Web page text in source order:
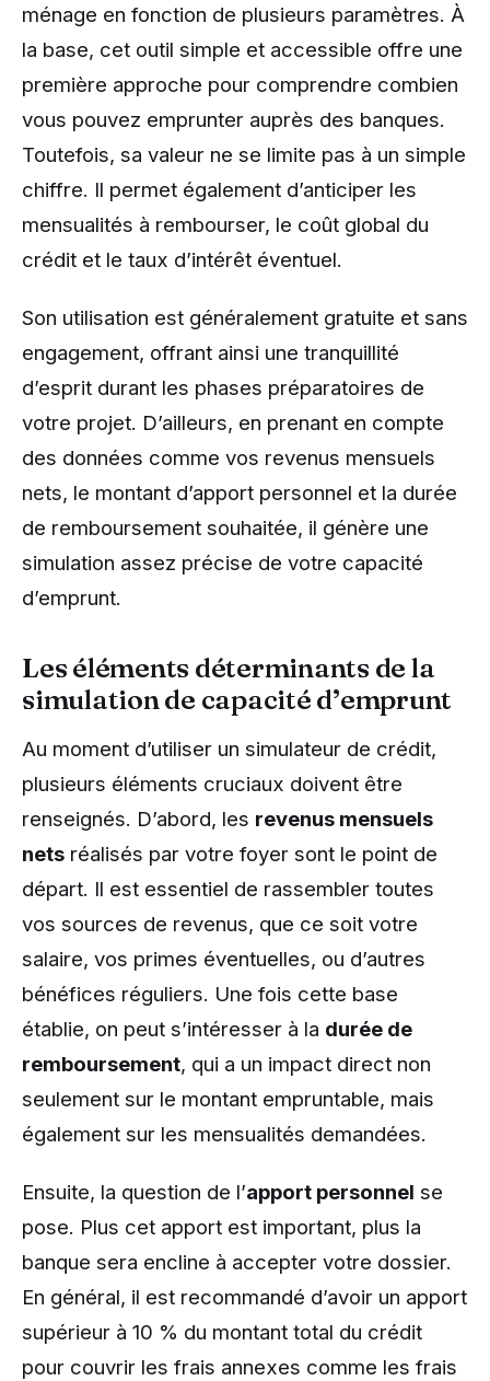
ménage en fonction de plusieurs paramètres. À
la base, cet outil simple et accessible offre une
première approche pour comprendre combien
vous pouvez emprunter auprès des banques.
Toutefois, sa valeur ne se limite pas à un simple
chiffre. Il permet également d’anticiper les
mensualités à rembourser, le coût global du
crédit et le taux d’intérêt éventuel.
Son utilisation est généralement gratuite et sans
engagement, offrant ainsi une tranquillité
d’esprit durant les phases préparatoires de
votre projet. D’ailleurs, en prenant en compte
des données comme vos revenus mensuels
nets, le montant d’apport personnel et la durée
de remboursement souhaitée, il génère une
simulation assez précise de votre capacité
d’emprunt.
Les éléments déterminants de la
simulation de capacité d’emprunt
Au moment d’utiliser un simulateur de crédit,
plusieurs éléments cruciaux doivent être
renseignés. D’abord, les revenus mensuels
nets réalisés par votre foyer sont le point de
départ. Il est essentiel de rassembler toutes
vos sources de revenus, que ce soit votre
salaire, vos primes éventuelles, ou d’autres
bénéfices réguliers. Une fois cette base
établie, on peut s’intéresser à la durée de
remboursement, qui a un impact direct non
seulement sur le montant empruntable, mais
également sur les mensualités demandées.
Ensuite, la question de l’apport personnel se
pose. Plus cet apport est important, plus la
banque sera encline à accepter votre dossier.
En général, il est recommandé d’avoir un apport
supérieur à 10 % du montant total du crédit
pour couvrir les frais annexes comme les frais